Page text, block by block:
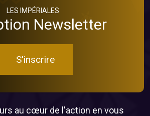
LES IMPÉRIALES
Newsletter
S'inscrire
au cœur de l'action en vous